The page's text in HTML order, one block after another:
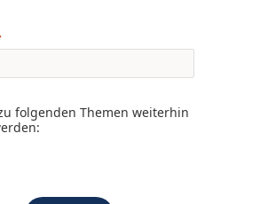
folgenden Themen weiterhin